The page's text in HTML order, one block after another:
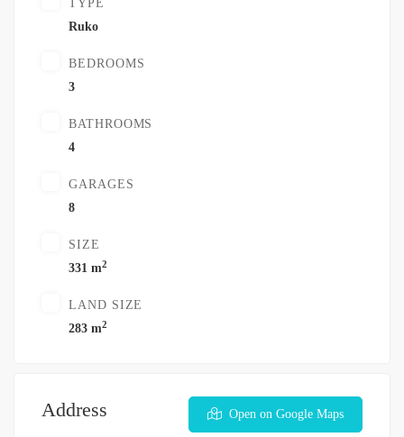
TYPE
Ruko
BEDROOMS
3
BATHROOMS
4
GARAGES
8
SIZE
331 m2
LAND SIZE
283 m2
Address Open on Google Maps